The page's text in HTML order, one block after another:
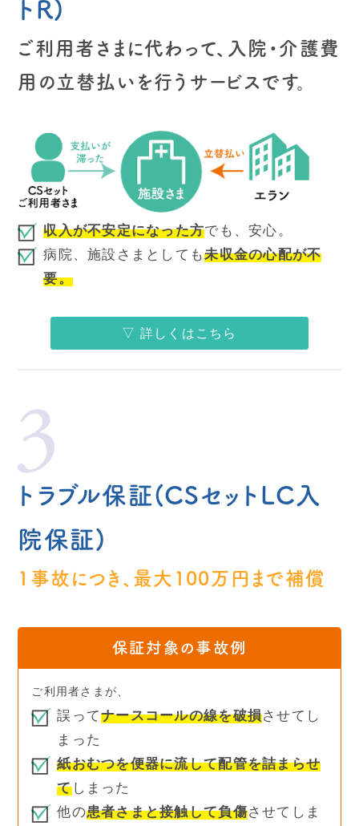
トR)
ご利用者さまに代わって、入院・介護費
用の立替払いを行うサービスです。
収入が不安定になった方でも、安心。
病院、施設さまとしても未収金の心配が不
要。
▽ 詳しくはこちら
トラブル保証(CSセットLC入
院保証)
1事故につき、最大100万円まで補償
保証対象の事故例
ご利用者さまが、
誤ってナースコールの線を破損させてし
まった
紙おむつを便器に流して配管を詰まらせ
てしまった
他の患者さまと接触して負傷させてしま